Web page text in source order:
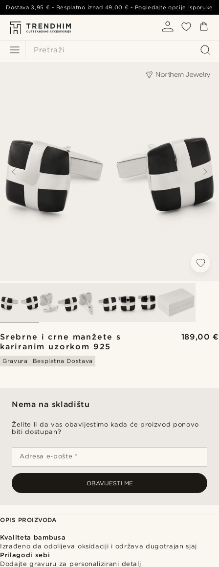
Pretraži
Dostava3,95 € - Besplatno iznad 49,00 € - Pogledajte opcije isporuke
Srebrne i crne manžete s
kariranim uzorkom 925
189,00 €
Gravura Besplatna Dostava
Nema na skladištu
Želite li da vas obavijestimo kada će proizvod ponovo
biti dostupan?
Adresa e-pošte *
OBAVIJESTI ME
OPIS PROIZVODA
Kvaliteta bambusa
Izrađeno da odolijeva oksidaciji i održava dugotrajan sjaj
Prilagodi sebi
Dodajte gravuru za personalizirani detalj